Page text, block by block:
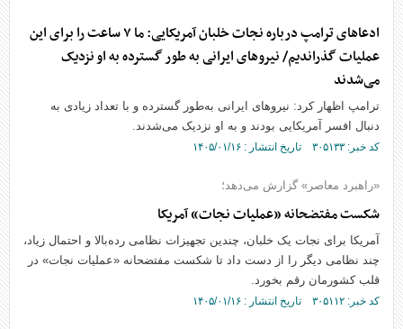
ادعا‌های ترامپ درباره نجات خلبان آمریکایی: ما ۷ ساعت را برای این
عملیات گذراندیم/ نیرو‌های ایرانی به طور گسترده به او نزدیک
می‌شدند
ترامپ اظهار کرد: نیرو‌های ایرانی به‌طور گسترده و با تعداد زیادی به
دنبال افسر آمریکایی بودند و به او نزدیک می‌شدند.
کد خبر: ۳۰۵۱۳۳ تاریخ انتشار : ۱۴۰۵/۰۱/۱۶
«راهبرد معاصر» گزارش می‌دهد؛
شکست مفتضحانه «عملیات نجات» آمریکا
آمریکا برای نجات یک خلبان، چندین تجهیزات نظامی رده‌بالا و احتمال زیاد،
چند نظامی دیگر را از دست داد تا شکست مفتضحانه «عملیات نجات» در
قلب کشورمان رقم بخورد.
کد خبر: ۳۰۵۱۱۲ تاریخ انتشار : ۱۴۰۵/۰۱/۱۶